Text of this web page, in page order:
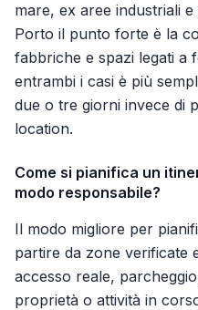
mare, ex aree industriali
Porto il punto forte è la
fabbriche e spazi legati a
entrambi i casi è più
due o tre giorni invece di
location.
Come si pianifica un
modo responsabile?
Il modo migliore per
partire da zone verificate
accesso reale,
proprietà o attività in